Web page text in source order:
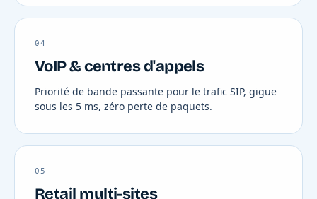
04
VoIP & centres d'appels
Priorité de bande passante pour le trafic SIP, gigue
sous les 5 ms, zéro perte de paquets.
05
Retail multi-sites